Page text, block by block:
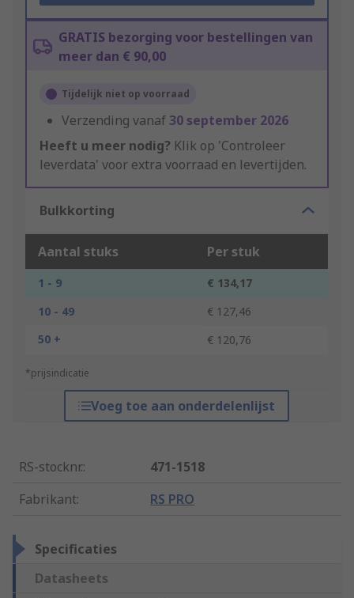
GRATIS bezorging voor bestellingen van
meer dan € 90,00
Tijdelijk niet op voorraad
Verzending vanaf30 september 2026
Heeft u meer nodig? Klik op 'Controleer
leverdata' voor extra voorraad en levertijden.
Bulkkorting
Aantal stuks Per stuk
1 - 9
€ 134,17
10 - 49
€ 127,46
50 +
€ 120,76
*prijsindicatie
Voeg toe aan onderdelenlijst
RS-stocknr.:
471-1518
Fabrikant: RS PRO
Specificaties
Datasheets